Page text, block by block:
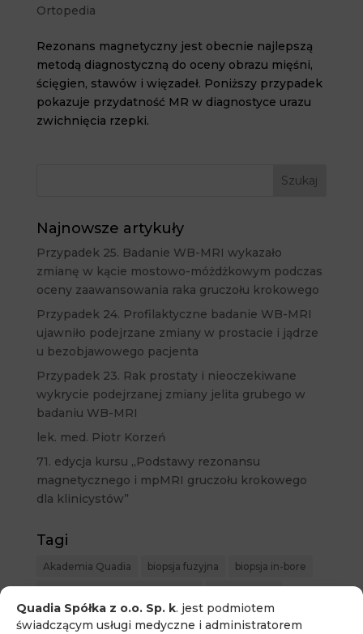
Quadia Spółka z o.o. Sp. k. jest podmiotem
świadczącym usługi medyczne i administratorem
Ortopedia
Rezonans magnetyczny jest obecnie najlepszą
metodą diagnostyczną do oceny obrazu mięśni,
ścięgien, stawów i więzadeł. Poniższy przypadek
pokazuje przydatność MR w diagnostyce urazu
zwichnięcia rzepki.
Najnowsze artykuły
Przypadek 25. Badanie WB-MRI wykazało
zmianę w kącie mostowo-móżdżkowym podczas
oceny zaawansowania raka gruczołu krokowego
Przypadek 24. Profilaktyczne badanie WB-MRI
ujawniło podejrzane zmiany w prostacie i jądrze
u bezobjawowego pacjenta
Przypadek 23. Rak prostaty i nieoczekiwane
wykrycie podejrzanej zmiany jelita grubego w
badaniu WB-MRI
lek. med. Piotr Korzeń
71. edycja kursu „Podstawy rezonansu
magnetycznego i mpMRI gruczołu krokowego
dla klinicystów”
Tagi
Akademia Quadia biopsja fuzyjna biopsja in-bore
choroba Ormonda diagnostyka obrazowa